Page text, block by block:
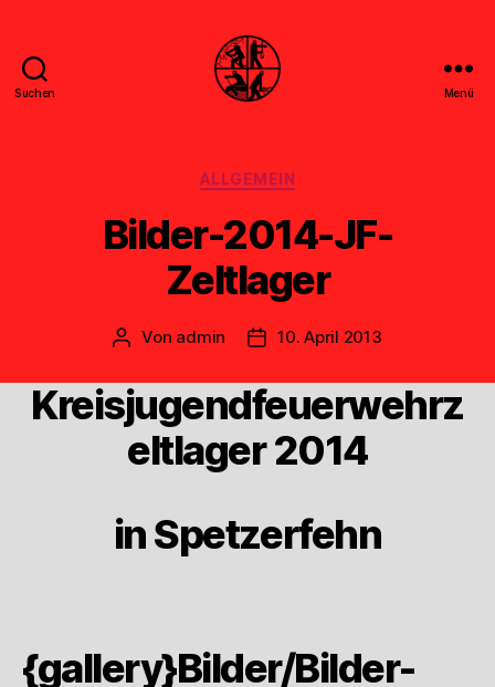
Suchen Menü
Kategorien
ALLGEMEIN
Bilder-2014-JF-
Zeltlager
Beitragsautor
Von admin Veröffentlichungsdatum
10. April 2013
Kreisjugendfeuerwehrz
eltlager 2014
in Spetzerfehn
{gallery}Bilder/Bilder-